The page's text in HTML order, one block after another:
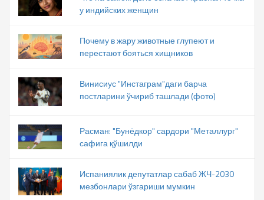
у индийских женщин
Почему в жару животные глупеют и
перестают бояться хищников
Винисиус "Инстаграм"даги барча
постларини ўчириб ташлади (фото)
Расман: "Бунёдкор" сардори "Металлург"
сафига қўшилди
Испаниялик депутатлар сабаб ЖЧ-2030
мезбонлари ўзгариши мумкин